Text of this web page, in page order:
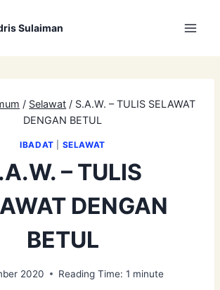
Sulaiman
/ Selawat / S.A.W. – TULIS SELAWAT
DENGAN BETUL
IBADAT SELAWAT
– TULIS
DENGAN
BETUL
2020 Reading Time: 1 minute